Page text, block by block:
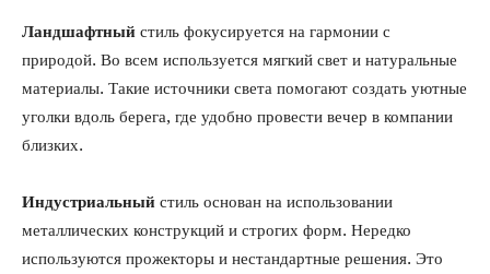
Ландшафтный стиль фокусируется на гармонии с
природой. Во всем используется мягкий свет и натуральные
материалы. Такие источники света помогают создать уютные
уголки вдоль берега, где удобно провести вечер в компании
близких.
Индустриальный стиль основан на использовании
металлических конструкций и строгих форм. Нередко
используются прожекторы и нестандартные решения. Это